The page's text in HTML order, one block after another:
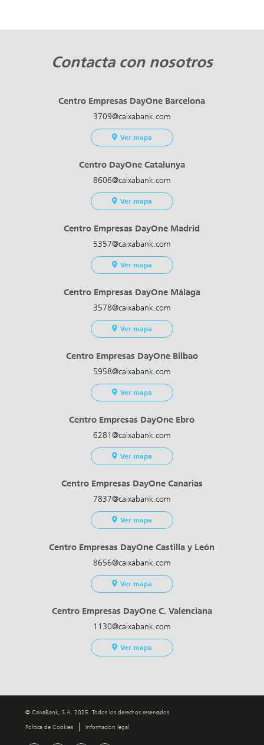
Contacta con nosotros
Centro Empresas DayOne Barcelona
3709@caixabank.com
Ver mapa
Centro DayOne Catalunya
8606@caixabank.com
Ver mapa
Centro Empresas DayOne Madrid
5357@caixabank.com
Ver mapa
Centro Empresas DayOne Málaga
3578@caixabank.com
Ver mapa
Centro Empresas DayOne Bilbao
5958@caixabank.com
Ver mapa
Centro Empresas DayOne Ebro
6281@caixabank.com
Ver mapa
Centro Empresas DayOne Canarias
7837@caixabank.com
Ver mapa
Centro Empresas DayOne Castilla y León
8656@caixabank.com
Ver mapa
Centro Empresas DayOne C. Valenciana
1130@caixabank.com
Ver mapa
© CaixaBank, S.A. 2025. Todos los derechos reservados
Política de Cookies
Información legal